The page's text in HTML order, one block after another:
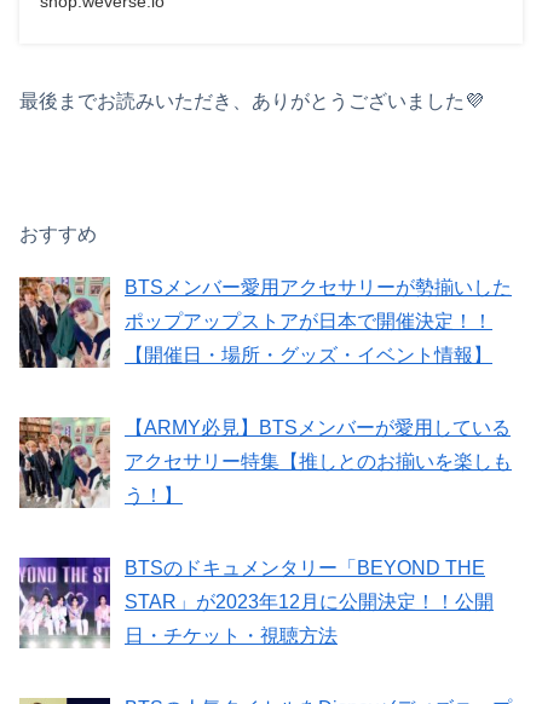
最後までお読みいただき、ありがとうございました💜
おすすめ
BTSメンバー愛用アクセサリーが勢揃いした
ポップアップストアが日本で開催決定！！
【開催日・場所・グッズ・イベント情報】
【ARMY必見】BTSメンバーが愛用している
アクセサリー特集【推しとのお揃いを楽しも
う！】
BTSのドキュメンタリー「BEYOND THE
STAR」が2023年12月に公開決定！！公開
日・チケット・視聴方法